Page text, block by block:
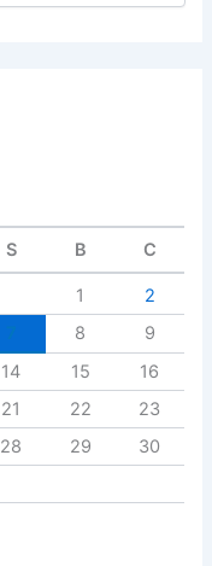
S B C
1
2
8
9
14 15
16
21 22
23
28 29
30